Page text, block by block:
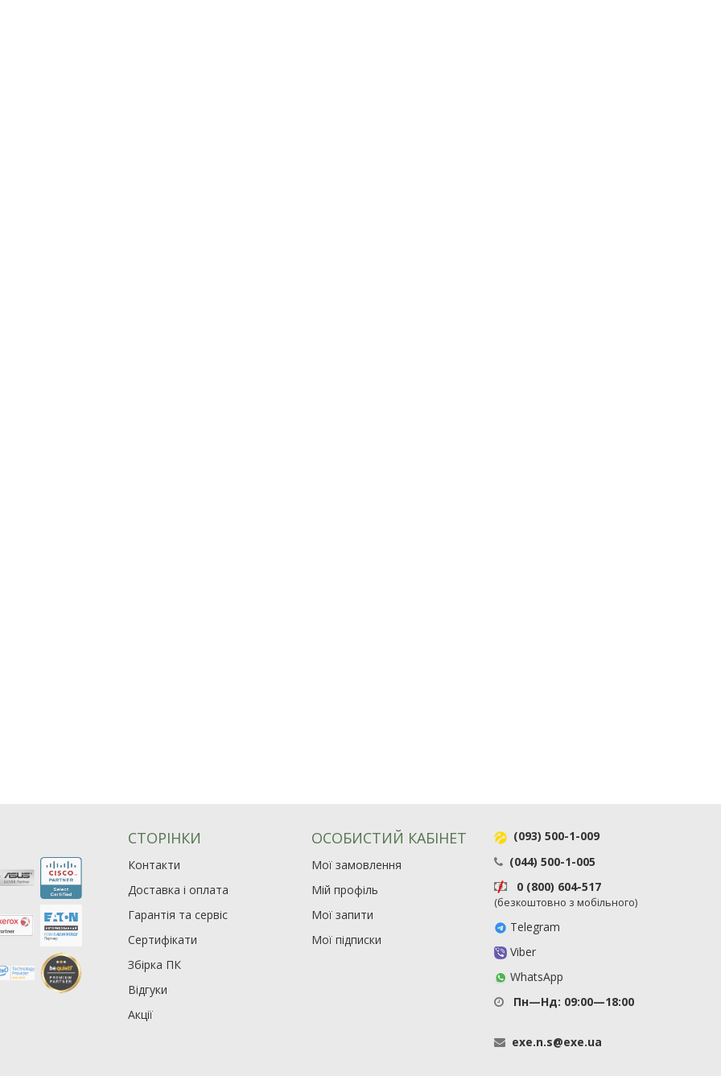
СТОРІНКИ
Контакти
Доставка і оплата
Гарантія та сервіс
Сертифікати
Збірка ПК
Відгуки
Акції
ОСОБИСТИЙ КАБІНЕТ
Мої замовлення
Мій профіль
Мої запити
Мої підписки
(093) 500-1-009
(044) 500-1-005
0 (800) 604-517
(безкоштовно з мобільного)
Telegram
Viber
WhatsApp
Пн—Нд: 09:00—18:00
exe.n.s@exe.ua